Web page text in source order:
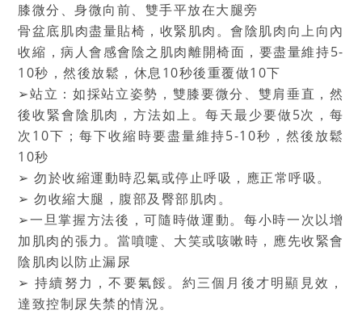
膝微分、身微向前、雙手平放在大腿旁
骨盆底肌肉盡量貼椅，收緊肌肉。會陰肌肉向上向內
收縮，病人會感會陰之肌肉離開椅面，要盡量維持5-
10秒，然後放鬆，休息10秒後重覆做10下
➢站立：如採站立姿勢，雙膝要微分、雙肩垂直，然
後收緊會陰肌肉，方法如上。每天最少要做5次，每
次10下；每下收縮時要盡量維持5-10秒，然後放鬆
10秒
➢ 勿於收縮運動時忍氣或停止呼吸，應正常呼吸。
➢ 勿收縮大腿，腹部及臀部肌肉。
➢一旦掌握方法後，可隨時做運動。每小時一次以增
加肌肉的張力。當噴嚏、大笑或咳嗽時，應先收緊會
陰肌肉以防止漏尿
➢ 持續努力，不要氣餒。約三個月後才明顯見效，
達致控制尿失禁的情況。